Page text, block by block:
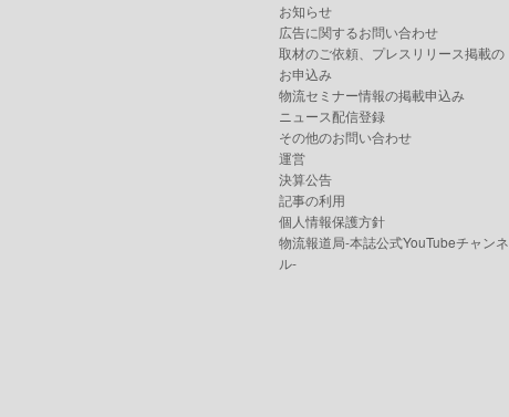
お知らせ
広告に関するお問い合わせ
取材のご依頼、プレスリリース掲載の
お申込み
物流セミナー情報の掲載申込み
ニュース配信登録
その他のお問い合わせ
運営
決算公告
記事の利用
個人情報保護方針
物流報道局-本誌公式YouTubeチャンネ
ル-